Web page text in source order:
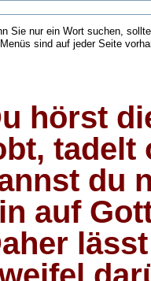
Sie nur ein Wort suchen,
sind auf jeder Seite
hörst
tadelt
du
auf